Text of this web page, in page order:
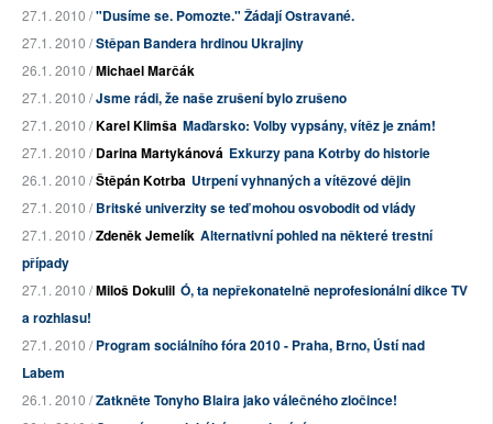
27.1. 2010 /"Dusíme se. Pomozte." Žádají Ostravané.
27.1. 2010 /Stěpan Bandera hrdinou Ukrajiny
26.1. 2010 /Michael Marčák
27.1. 2010 /Jsme rádi, že naše zrušení bylo zrušeno
27.1. 2010 /Karel Klimša Maďarsko: Volby vypsány, vítěz je znám!
27.1. 2010 /Darina Martykánová Exkurzy pana Kotrby do historie
26.1. 2010 /Štěpán Kotrba Utrpení vyhnaných a vítězové dějin
27.1. 2010 /Britské univerzity se teď mohou osvobodit od vlády
27.1. 2010 /Zdeněk Jemelík Alternativní pohled na některé trestní
případy
27.1. 2010 /Miloš Dokulil Ó, ta nepřekonatelně neprofesionální dikce TV
a rozhlasu!
27.1. 2010 /Program sociálního fóra 2010 - Praha, Brno, Ústí nad
Labem
26.1. 2010 /Zatkněte Tonyho Blaira jako válečného zločince!